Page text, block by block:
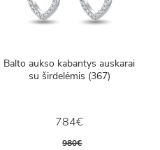
Balto aukso kabantys auskarai
su širdelėmis (367)
784€
980€